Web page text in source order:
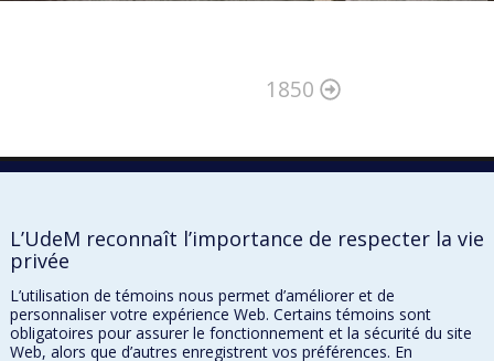
1850
L’UdeM reconnaît l’importance de respecter la vie
privée
L’utilisation de témoins nous permet d’améliorer et de
personnaliser votre expérience Web. Certains témoins sont
obligatoires pour assurer le fonctionnement et la sécurité du site
Web, alors que d’autres enregistrent vos préférences. En